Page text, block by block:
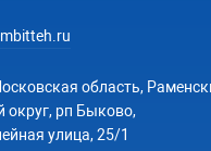
область,
округ, рп Быково,
улица, 25/1